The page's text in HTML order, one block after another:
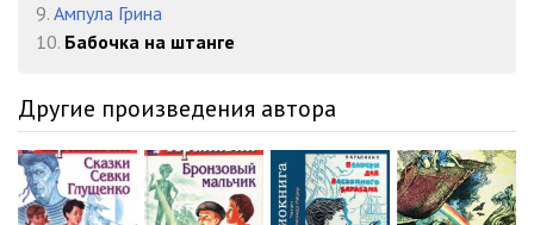
26 BABOCHKA
28 BABOCHKA
29 BABOCHKA 06:06
30 BABOCHKA 03:22
9. Ампула Грина
10. Бабочка на штанге
Другие произведения автора